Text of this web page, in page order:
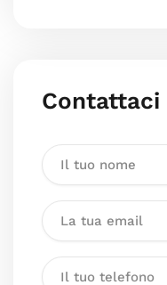
Contattaci